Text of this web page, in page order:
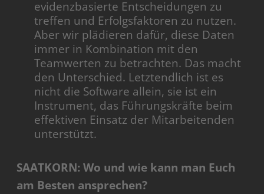
evidenzbasierte Entscheidungen zu
treffen und Erfolgsfaktoren zu nutzen.
Aber wir plädieren dafür, diese Daten
immer in Kombination mit den
Teamwerten zu betrachten. Das macht
den Unterschied. Letztendlich ist es
nicht die Software allein, sie ist ein
Instrument, das Führungskräfte beim
effektiven Einsatz der Mitarbeitenden
unterstützt.
SAATKORN: Wo und wie kann man Euch
am Besten ansprechen?